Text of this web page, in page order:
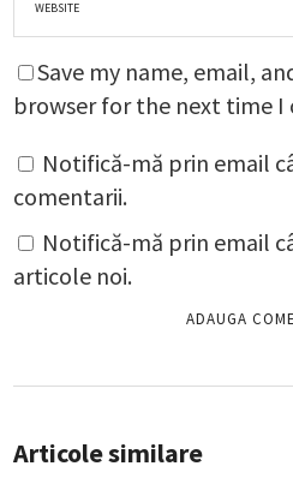
Save my name, email,
browser for the next time I
Notifică-mă prin email
comentarii.
Notifică-mă prin email
articole noi.
Articole similare